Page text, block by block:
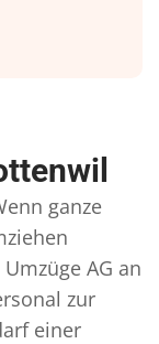
ganze
AG an
zur
einer